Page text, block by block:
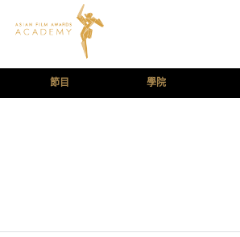
節目 學院